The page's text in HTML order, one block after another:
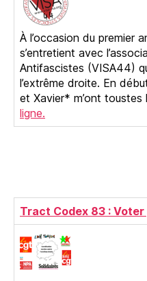
À l’occasion du premier
s’entretient avec
Antifascistes (VISA44)
l’extrême droite. En
et Xavier* m’ont
ligne.
Tract Codex 83 :